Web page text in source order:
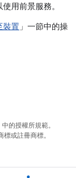
用前景服務。
裝置 」一節中的操
中的授權所規範。
或註冊商標。